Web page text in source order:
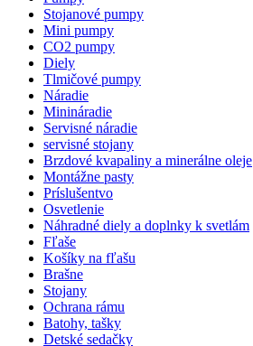
Stojanové pumpy
Mini pumpy
CO2 pumpy
Diely
Tlmičové pumpy
Náradie
Minináradie
Servisné náradie
servisné stojany
Brzdové kvapaliny a minerálne oleje
Montážne pasty
Príslušentvo
Osvetlenie
Náhradné diely a doplnky k svetlám
Fľaše
Košíky na fľašu
Brašne
Stojany
Ochrana rámu
Batohy, tašky
Detské sedačky